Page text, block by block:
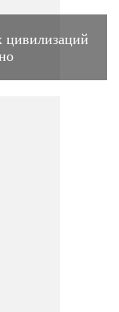
цивилизаций